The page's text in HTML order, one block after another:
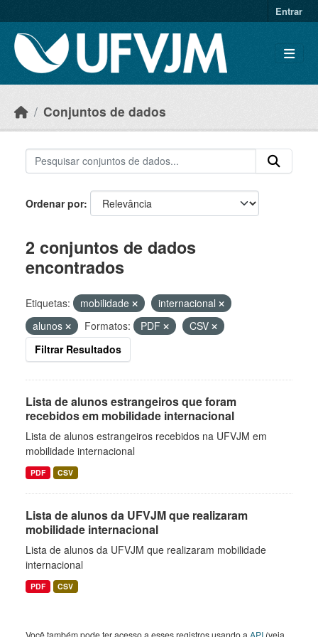
Entrar
Conjuntos de dados
Ordenar por
2 conjuntos de dados
encontrados
Etiquetas: mobilidade
internacional
alunos
Formatos: PDF
CSV
Filtrar Resultados
Lista de alunos estrangeiros que foram
recebidos em mobilidade internacional
Lista de alunos estrangeiros recebidos na UFVJM em
mobilidade internacional
PDF CSV
Lista de alunos da UFVJM que realizaram
mobilidade internacional
Lista de alunos da UFVJM que realizaram mobilidade
internacional
PDF CSV
Você também pode ter acesso a esses registros usando a API (veja